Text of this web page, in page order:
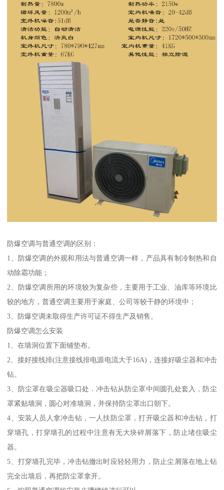
防爆空调与普通空调的区别：
1、防爆空调的外观和用法与普通空调一样，产品具有制冷制热和自
动除霜功能；
2、防爆空调所用的环境较为复杂些，主要用于工业、油库等环境比
较的地方，普通空调主要用于家庭、公司等较干静的环境中；
3、防爆空调未取得生产许可证不得生产及销售。
防爆空调怎么安装
1、在墙洞位置下面铺垫布。
2、接好接线排(注意接线排电源电流大于16A)，连接好吸尘器和冲击
钻。
3、防尘罩在吸尘器吸口处．冲击钻从防尘罩中间圆孔处套入，防尘
罩紧贴墙洞，圆心对准墙洞，并保持防尘罩出口朝下。
4、安装人员人拿冲击钻，一人扶防尘罩，打开吸尘器和冲击钻，打
穿墙孔，打穿墙孔的过程中注意有无大块碎屑落下，防止堵住吸尘
器。
5、打穿墙孔完毕，冲击钻撤出时应轻轻用力，防止尘屑落在地上钻
完全出墙后，再把防尘罩拿开。